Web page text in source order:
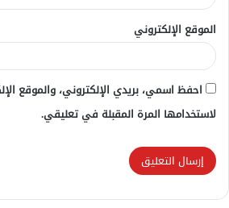
الموقع الإلكتروني
احفظ اسمي، بريدي الإلكتروني، والموقع
لاستخدامها المرة المقبلة في تعليقي.